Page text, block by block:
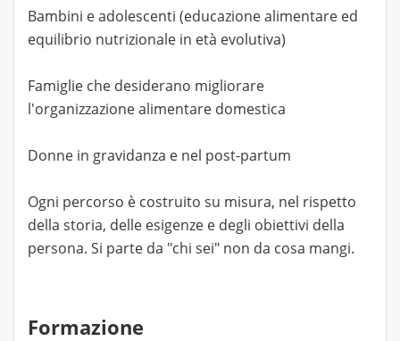
Bambini e adolescenti (educazione alimentare ed
equilibrio nutrizionale in età evolutiva)
Famiglie che desiderano migliorare
l'organizzazione alimentare domestica
Donne in gravidanza e nel post-partum
Ogni percorso è costruito su misura, nel rispetto
della storia, delle esigenze e degli obiettivi della
persona. Si parte da "chi sei" non da cosa mangi.
Formazione